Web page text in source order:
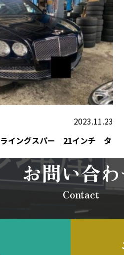
2023.11.23
イングスパー 21インチ タ
お問い合
Contact